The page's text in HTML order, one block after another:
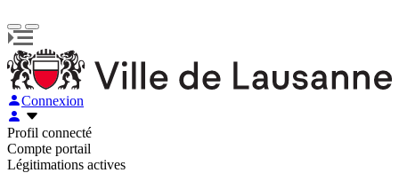
Connexion
Profil connecté
Compte portail
Légitimations actives